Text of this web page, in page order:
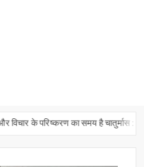
के परिष्करण का समय है चातुर्मास : स्वामी